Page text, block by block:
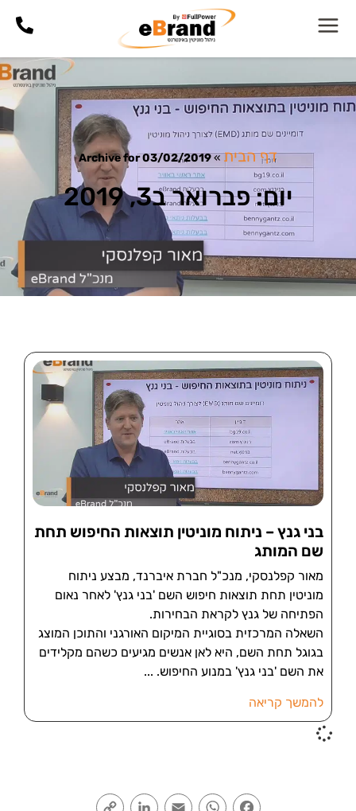
דף הבית»
Archive for 03/02/2019
יום: פברואר ב3, 2019
בני גנץ – ניתוח מוניטין תוצאות החיפוש תחת
שם המותג
מאור קפלנסקי, מנכ"ל חברת איברנד, מבצע ניתוח
מוניטין תחת תוצאות חיפוש השם 'בני גנץ' לאחר נאום
הפתיחה של גנץ לקראת הבחירות.
השאלה המרכזית בסוגיית המיקום האורגני והתוכן המוצג
בגוגל תחת השם, היא לאן אנשים מגיעים כשהם מקלידים
את השם 'בני גנץ' במנוע החיפוש.
להמשך קריאה
Facebook
WhatsApp
Email
LinkedIn